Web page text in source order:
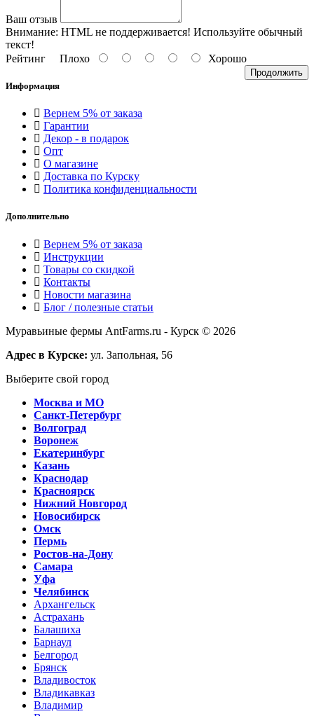
Ваш отзыв
Внимание: HTML не поддерживается! Используйте обычный
текст!
Рейтинг Плохо Хорошо
Продолжить
Информация
Вернем 5% от заказа
Гарантии
Декор - в подарок
Опт
О магазине
Доставка по Курску
Политика конфиденциальности
Дополнительно
Вернем 5% от заказа
Инструкции
Товары со скидкой
Контакты
Новости магазина
Блог / полезные статьи
Муравьиные фермы AntFarms.ru - Курск © 2026
Адрес в Курске: ул. Запольная, 56
Выберите свой город
Москва и МО
Санкт-Петербург
Волгоград
Воронеж
Екатеринбург
Казань
Краснодар
Красноярск
Нижний Новгород
Новосибирск
Омск
Пермь
Ростов-на-Дону
Самара
Уфа
Челябинск
Архангельск
Астрахань
Балашиха
Барнаул
Белгород
Брянск
Владивосток
Владикавказ
Владимир